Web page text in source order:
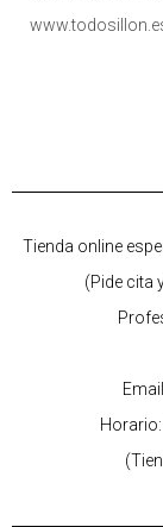
Tienda online
(Pide cita